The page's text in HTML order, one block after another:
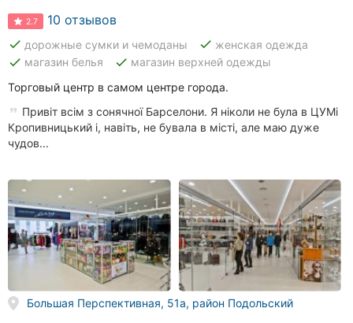
2.7 10 отзывов
done дорожные сумки и чемоданы done женская одежда
done магазин белья done магазин верхней одежды
Торговый центр в самом центре города.
Привіт всім з сонячної Барселони. Я ніколи не була в ЦУМі
Кропивницький і, навіть, не бувала в місті, але маю дуже
чудов...
Большая Перспективная, 51а, район Подольский